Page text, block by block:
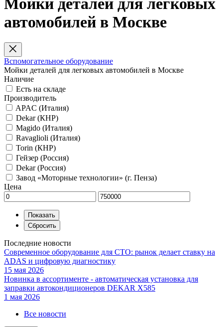
Мойки деталей для легковых
автомобилей в Москве
Вспомогательное оборудование
Мойки деталей для легковых автомобилей в Москве
Наличие
Есть на складе
Производитель
APAC (Италия)
Dekar (КНР)
Magido (Италия)
Ravaglioli (Италия)
Torin (КНР)
Гейзер (Россия)
Dekar (Россия)
Завод «Моторные технологии» (г. Пенза)
Цена
Последние новости
Современное оборудование для СТО: рынок делает ставку на
ADAS и цифровую диагностику
15 мая 2026
Новинка в ассортименте - автоматическая установка для
заправки автокондиционеров DEKAR X585
1 мая 2026
Все новости